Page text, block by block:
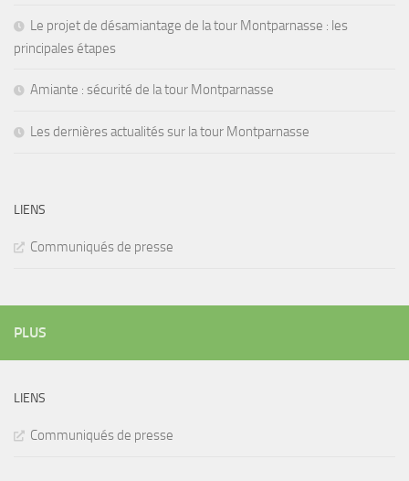
Le projet de désamiantage de la tour Montparnasse : les
principales étapes
Amiante : sécurité de la tour Montparnasse
Les dernières actualités sur la tour Montparnasse
LIENS
Communiqués de presse
PLUS
LIENS
Communiqués de presse